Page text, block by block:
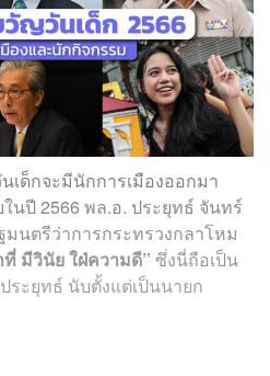
เด็กจะมีนักการเมืองออกมา
นปี 2566 พล.อ. ประยุทธ์ จันทร์
นตรีว่าการกระทรวงกลาโหม
มีวินัย ใฝ่ความดี” ซึ่งนี่ถือเป็น
ะยุทธ์ นับตั้งแต่เป็นนายก